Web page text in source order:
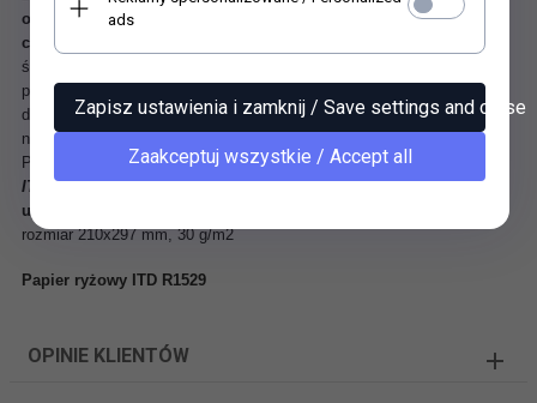
odpowiednia technika nadruku powoduje, że barwy pozostają
czyste, nie zmywają się pod wpływem kleju i nie blakną.
Papier
świetnie się przykleja i daje się delikatnie naddawać na obłych
przedmiotach. Umożliwia uzyskanie doskonałych rezultatów w sztuce
dekupażu. Jaki papier stosować do decoupage? Zdecydowanie
najlepszy czyli ryżowy.
Papier dedykowany do techniki serwetkowej (Serviettentechnik).
ITD Collection- papiery decoupage, które zachęcają do
uprawiania sztuki decoupage!
rozmiar 210x297 mm, 30 g/m2
Papier ryżowy ITD R1529
OPINIE KLIENTÓW
ads
Zapisz ustawienia i zamknij / Save settings and close
Zaakceptuj wszystkie / Accept all